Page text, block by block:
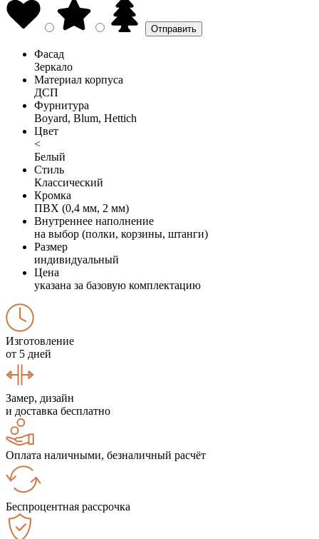
Фасад
Зеркало
Материал корпуса
ДСП
Фурнитура
Boyard, Blum, Hettich
Цвет
<
Белый
Стиль
Классический
Кромка
ПВХ (0,4 мм, 2 мм)
Внутреннее наполнение
на выбор (полки, корзины, штанги)
Размер
индивидуальный
Цена
указана за базовую комплектацию
Изготовление
от 5 дней
Замер, дизайн
и доставка бесплатно
Оплата наличными, безналичный расчёт
Беспроцентная рассрочка